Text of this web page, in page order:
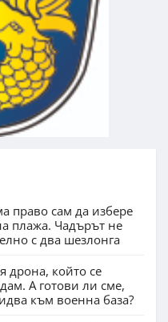
право сам да избере
плажа. Чадърът не
с два шезлонга
дрона, който се
А готови ли сме,
към военна база?